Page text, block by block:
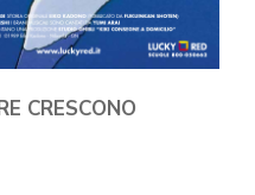
CRESCONO